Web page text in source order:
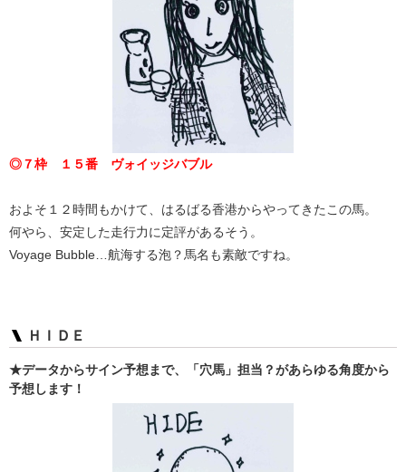
◎７枠 １５番 ヴォイッジバブル
およそ１２時間もかけて、はるばる香港からやってきたこの馬。
何やら、安定した走行力に定評があるそう。
Voyage Bubble…航海する泡？馬名も素敵ですね。
ＨＩＤＥ
★データからサイン予想まで、「穴馬」担当？があらゆる角度から
予想します！